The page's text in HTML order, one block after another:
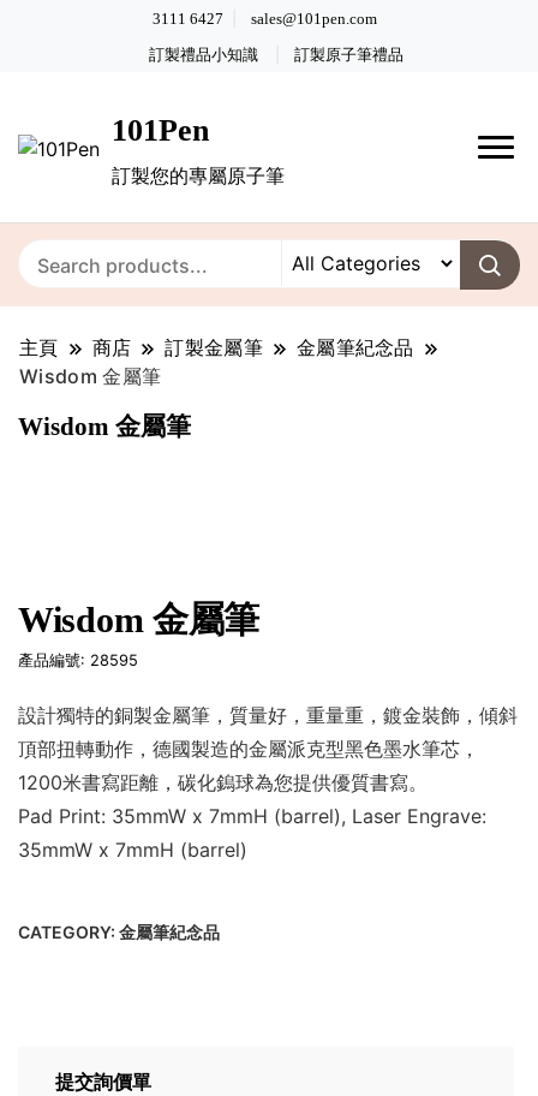
3111 6427 sales@101pen.com
訂製禮品小知識 訂製原子筆禮品
101Pen
訂製您的專屬原子筆
主頁 商店 訂製金屬筆
金屬筆紀念品
Wisdom 金屬筆
Wisdom 金屬筆
Wisdom 金屬筆
產品編號: 28595
設計獨特的銅製金屬筆，質量好，重量重，鍍金裝飾，傾斜
頂部扭轉動作，德國製造的金屬派克型黑色墨水筆芯，
1200米書寫距離，碳化鎢球為您提供優質書寫。
Pad Print: 35mmW x 7mmH (barrel), Laser Engrave:
35mmW x 7mmH (barrel)
CATEGORY: 金屬筆紀念品
提交詢價單